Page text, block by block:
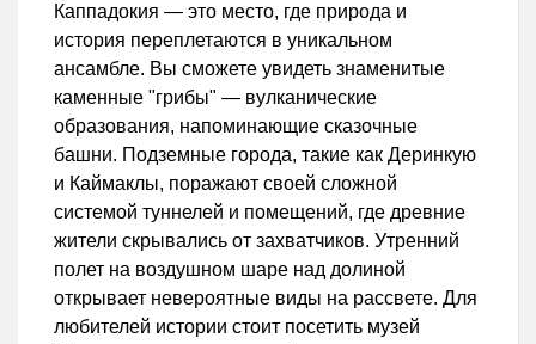
Каппадокия — это место, где природа и
история переплетаются в уникальном
ансамбле. Вы сможете увидеть знаменитые
каменные "грибы" — вулканические
образования, напоминающие сказочные
башни. Подземные города, такие как Деринкую
и Каймаклы, поражают своей сложной
системой туннелей и помещений, где древние
жители скрывались от захватчиков. Утренний
полет на воздушном шаре над долиной
открывает невероятные виды на рассвете. Для
любителей истории стоит посетить музей